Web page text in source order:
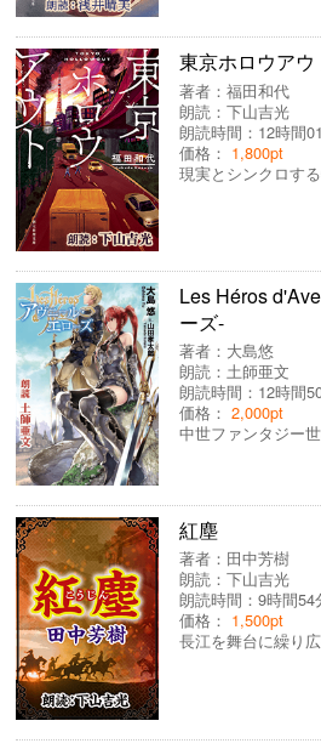
東京ホロウアウ
著者：福田和代
朗読：下山吉光
朗読時間：12時間
価格： 1,800pt
現実とシンクロす
Les Héros
ーズ-
著者： 大島悠
朗読：土師亜文
朗読時間：12時間
価格：2,000pt
中世ファンタジー
紅塵
著者： 田中芳樹
朗読：下山吉光
朗読時間：9時間54
価格： 1,500pt
長江を舞台に繰り